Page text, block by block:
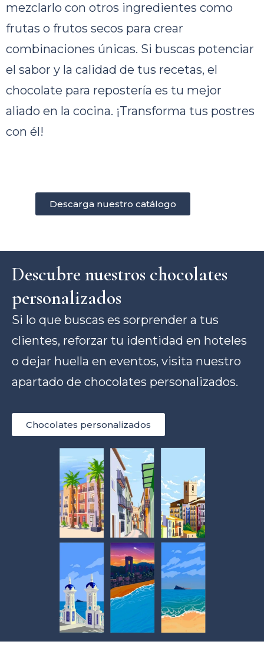
mezclarlo con otros ingredientes como
frutas o frutos secos para crear
combinaciones únicas. Si buscas potenciar
el sabor y la calidad de tus recetas, el
chocolate para repostería es tu mejor
aliado en la cocina. ¡Transforma tus postres
con él!
Descarga nuestro catálogo
Descubre nuestros chocolates
personalizados
Si lo que buscas es sorprender a tus
clientes, reforzar tu identidad en hoteles
o dejar huella en eventos, visita nuestro
apartado de chocolates personalizados.
Chocolates personalizados